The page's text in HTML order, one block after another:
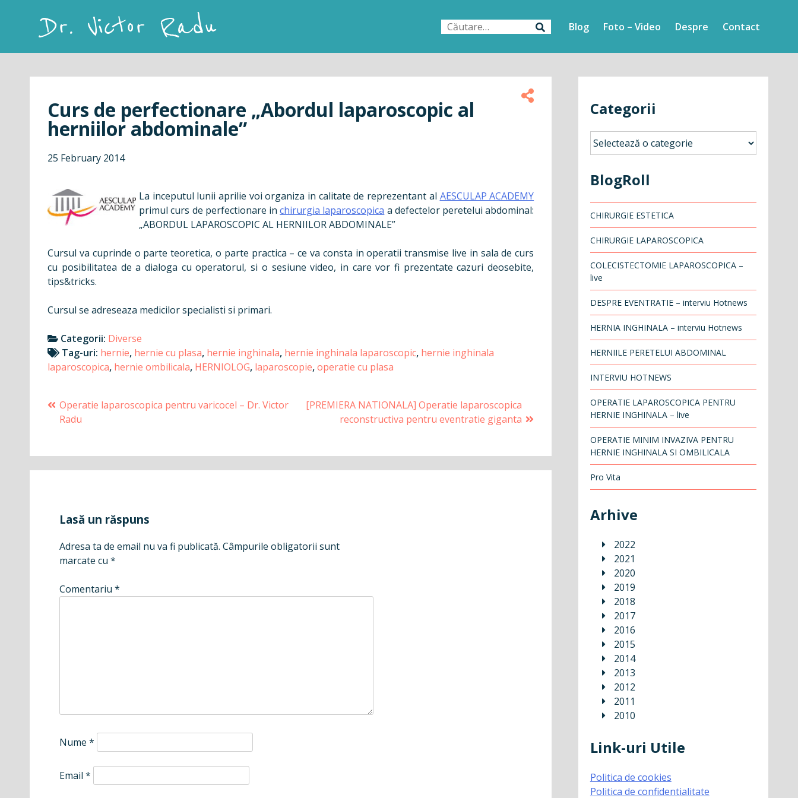
Caută
Blog Foto – Video Despre Contact
Curs de perfectionare „Abordul laparoscopic al
herniilor abdominale”
25 February 2014
La inceputul lunii aprilie voi organiza in calitate de reprezentant al AESCULAP ACADEMY
primul curs de perfectionare inchirurgia laparoscopica a defectelor peretelui abdominal:
„ABORDUL LAPAROSCOPIC AL HERNIILOR ABDOMINALE”
Cursul va cuprinde o parte teoretica, o parte practica – ce va consta in operatii transmise live in sala de curs
cu posibilitatea de a dialoga cu operatorul, si o sesiune video, in care vor fi prezentate cazuri deosebite,
tips&tricks.
Cursul se adreseaza medicilor specialisti si primari.
Categorii: Diverse
Tag-uri: hernie, hernie cu plasa, hernie inghinala, hernie inghinala laparoscopic, hernie inghinala
laparoscopica, hernie ombilicala, HERNIOLOG, laparoscopie,operatie cu plasa
Navigare
în
Operatie laparoscopica pentru varicocel – Dr. Victor
Radu
[PREMIERA NATIONALA] Operatie laparoscopica
reconstructiva pentru eventratie giganta
Lasă un răspuns
Adresa ta de email nu va fi publicată. Câmpurile obligatorii sunt
marcate cu*
Comentariu*
Nume*
Email*
Categorii
Categorii
BlogRoll
CHIRURGIE ESTETICA
CHIRURGIE LAPAROSCOPICA
COLECISTECTOMIE LAPAROSCOPICA –
live
DESPRE EVENTRATIE – interviu Hotnews
HERNIA INGHINALA – interviu Hotnews
HERNIILE PERETELUI ABDOMINAL
INTERVIU HOTNEWS
OPERATIE LAPAROSCOPICA PENTRU
HERNIE INGHINALA – live
OPERATIE MINIM INVAZIVA PENTRU
HERNIE INGHINALA SI OMBILICALA
Pro Vita
Arhive
2022
2021
2020
2019
2018
2017
2016
2015
2014
2013
2012
2011
2010
Link-uri Utile
Politica de cookies
Politica de confidentialitate